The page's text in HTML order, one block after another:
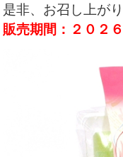
是非、お召し上が
販売期間：２０２